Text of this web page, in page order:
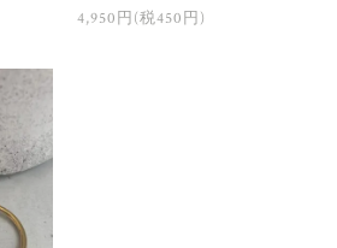
4,950円(税450円)